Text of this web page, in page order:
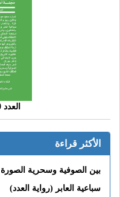
العدد 199 - 2026 Jul
الأكثر قراءة
بين الصوفية وسحرية الصورة
سباعية العابر (رواية العدد)